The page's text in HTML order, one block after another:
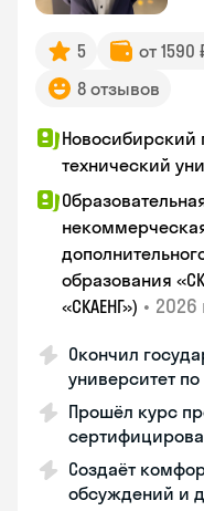
5 от 1590
8 отзывов
Новосибирский
технический
образования
«СКАЕНГ») • 2026
Окончил
университет
Прошёл курс
Создаёт
обсуждений и